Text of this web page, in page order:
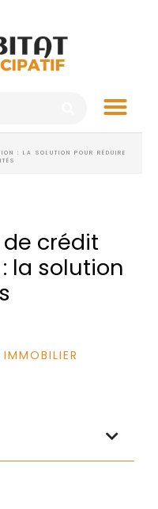
: LA SOLUTION POUR RÉDUIRE
crédit
la solution
IMMOBILIER